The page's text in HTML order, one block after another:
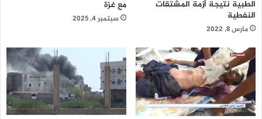
الطبية نتيجة أزمة المشتقات
النفطية
مارس 8, 2022
مع غزة
سبتمبر 4, 2025